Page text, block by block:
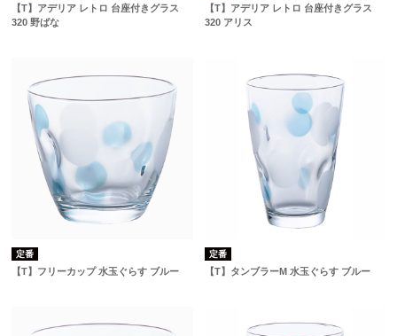
【T】アデリア レトロ 台座付きグラス
320 野ばな
【T】アデリア レトロ 台座付きグラス
320 アリス
定番
【T】フリーカップ 水玉ぐらす ブルー
定番
【T】タンブラーM 水玉ぐらす ブルー